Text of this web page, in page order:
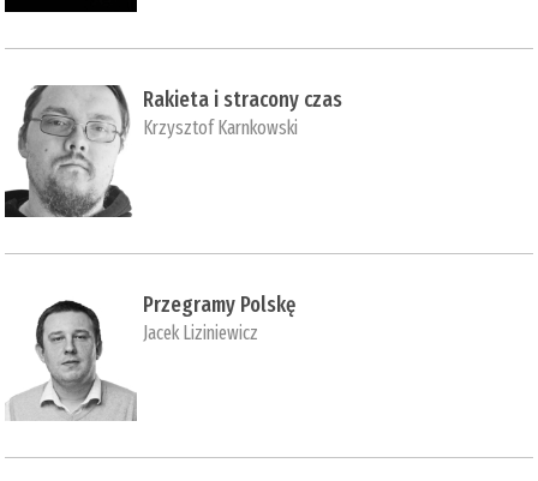
Rakieta i stracony czas
Krzysztof Karnkowski
Przegramy Polskę
Jacek Liziniewicz